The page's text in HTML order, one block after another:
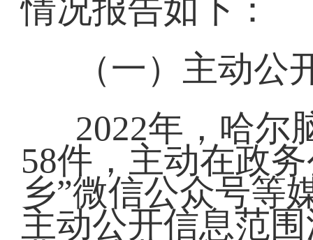
情况报告如下：
（一）主动公
2022年，哈尔
58件，主动在政
乡”微信公众号等
主动公开信息范